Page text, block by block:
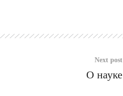
Next post
О науке